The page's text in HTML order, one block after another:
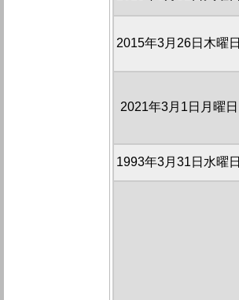
2015年3月26日木曜日
2021年3月1日月曜日
1993年3月31日水曜日